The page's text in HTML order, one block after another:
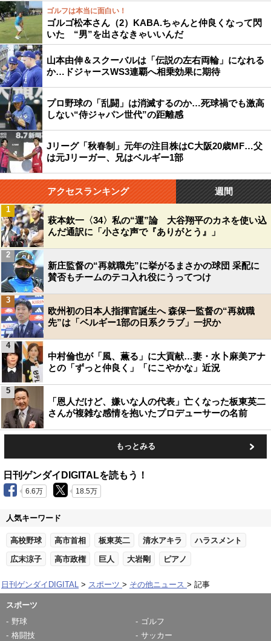
ゴルフは本当に面白い！
ゴルゴ松本さん（2）KABA.ちゃんと仲良くなって閃
いた “男”を出さなきゃいいんだ
山本由伸＆スクーバルは「伝説の左右両輪」になれる
か…ドジャースWS3連覇へ相乗効果に期待
プロ野球の「乱闘」は消滅するのか…死球禍でも激高
しない“侍ジャパン世代”の距離感
Jリーグ「秋春制」元年の注目株はC大阪20歳MF…父
は元Jリーガー、兄はベルギー1部
アクセスランキング 週間
萩本欽一〈34〉私の“運”論 大谷翔平のカネを使い込
んだ通訳に「小さな声で『ありがとう』」
1
新庄監督の“再就職先”に挙がるまさかの球団 采配に
賛否もチームのテコ入れ役にうってつけ
2
欧州初の日本人指揮官誕生へ 森保一監督の“再就職
先”は「ベルギー1部の日系クラブ」一択か
3
中村倫也が「風、薫る」に大貢献…妻・水卜麻美アナ
との「ずっと仲良く」「にこやかな」近況
4
「恩人だけど、嫌いな人の代表」亡くなった板東英二
さんが複雑な感情を抱いたプロデューサーの名前
5
もっとみる
日刊ゲンダイDIGITALを読もう！
6.6万 18.5万
人気キーワード
高校野球 高市首相 板東英二 清水アキラ ハラスメント
広末涼子 高市政権 巨人 大岩剛 ピアノ
日刊ゲンダイDIGITAL スポーツ その他ニュース 記事
スポーツ
野球
ゴルフ
格闘技
サッカー